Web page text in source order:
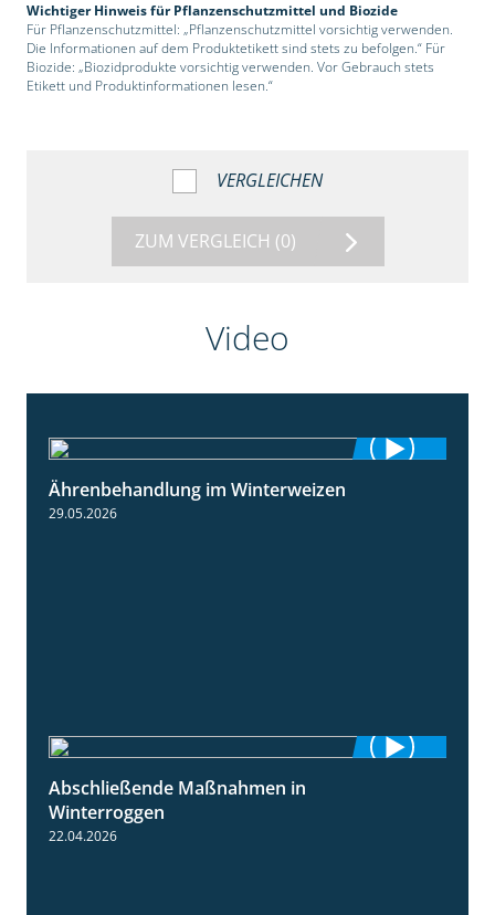
Wichtiger Hinweis für Pflanzenschutzmittel und Biozide
Für Pflanzenschutzmittel: „Pflanzenschutzmittel vorsichtig verwenden.
Die Informationen auf dem Produktetikett sind stets zu befolgen.“ Für
Biozide: „Biozidprodukte vorsichtig verwenden. Vor Gebrauch stets
Etikett und Produktinformationen lesen.“
VERGLEICHEN
ZUM VERGLEICH (0)
Video
Ährenbehandlung im Winterweizen
29.05.2026
Abschließende Maßnahmen in
Winterroggen
22.04.2026